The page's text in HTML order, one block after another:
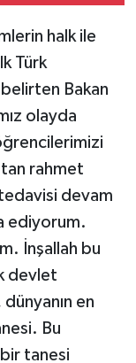
halk ile
Türk
Bakan
olayda
rahmet
devam
ediyorum.
İnşallah bu
devlet
en
Bu
tanesi